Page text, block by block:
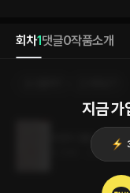
회차1댓글0작품소개
지금 가
우연의 결합
2023.10.12